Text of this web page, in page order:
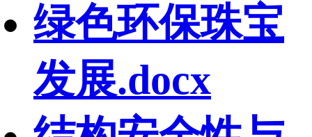
绿色环保珠宝
发展.docx